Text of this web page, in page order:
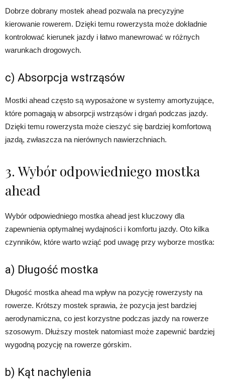
Dobrze dobrany mostek ahead pozwala na precyzyjne
kierowanie rowerem. Dzięki temu rowerzysta może dokładnie
kontrolować kierunek jazdy i łatwo manewrować w różnych
warunkach drogowych.
c) Absorpcja wstrząsów
Mostki ahead często są wyposażone w systemy amortyzujące,
które pomagają w absorpcji wstrząsów i drgań podczas jazdy.
Dzięki temu rowerzysta może cieszyć się bardziej komfortową
jazdą, zwłaszcza na nierównych nawierzchniach.
3. Wybór odpowiedniego mostka
ahead
Wybór odpowiedniego mostka ahead jest kluczowy dla
zapewnienia optymalnej wydajności i komfortu jazdy. Oto kilka
czynników, które warto wziąć pod uwagę przy wyborze mostka:
a) Długość mostka
Długość mostka ahead ma wpływ na pozycję rowerzysty na
rowerze. Krótszy mostek sprawia, że pozycja jest bardziej
aerodynamiczna, co jest korzystne podczas jazdy na rowerze
szosowym. Dłuższy mostek natomiast może zapewnić bardziej
wygodną pozycję na rowerze górskim.
b) Kąt nachylenia